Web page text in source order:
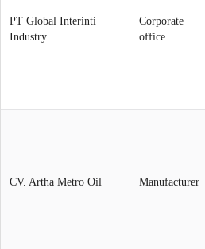
PT Global Interinti
Industry
Corporate
office
CV. Artha Metro Oil Manufacturer